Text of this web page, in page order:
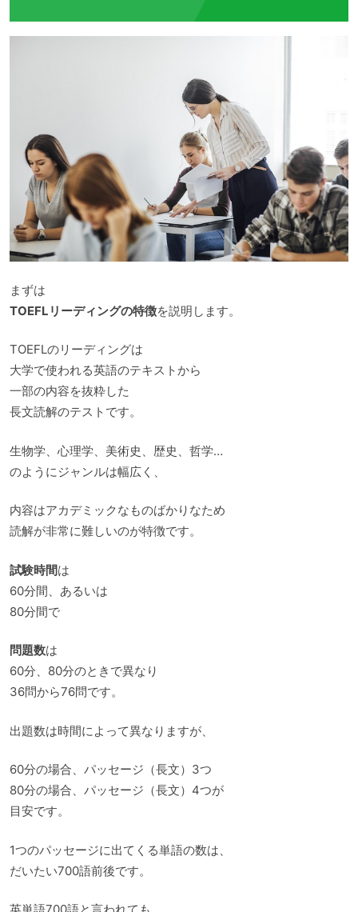
まずは
TOEFLリーディングの特徴を説明します。
TOEFLのリーディングは
大学で使われる英語のテキストから
一部の内容を抜粋した
長文読解のテストです。
生物学、心理学、美術史、歴史、哲学…
のようにジャンルは幅広く、
内容はアカデミックなものばかりなため
読解が非常に難しいのが特徴です。
試験時間は
60分間、あるいは
80分間で
問題数は
60分、80分のときで異なり
36問から76問です。
出題数は時間によって異なりますが、
60分の場合、パッセージ（長文）3つ
80分の場合、パッセージ（長文）4つが
目安です。
1つのパッセージに出てくる単語の数は、
だいたい700語前後です。